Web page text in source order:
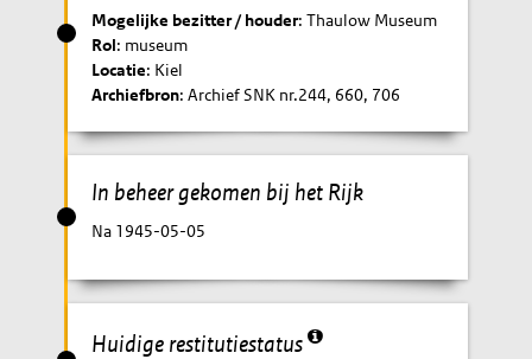
Mogelijke bezitter / houder: Thaulow Museum
Rol: museum
Locatie: Kiel
Archiefbron: Archief SNK nr.244, 660, 706
In beheer gekomen bij het Rijk
Na 1945-05-05
Huidige restitutiestatus